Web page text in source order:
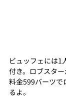
ビュッフェには1
付き。ロブスタ
料金599バーツで
るよ。